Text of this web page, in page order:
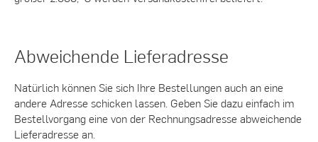
Abweichende Lieferadresse
Natürlich können Sie sich Ihre Bestellungen auch an eine
andere Adresse schicken lassen. Geben Sie dazu einfach im
Bestellvorgang eine von der Rechnungsadresse abweichende
Lieferadresse an.